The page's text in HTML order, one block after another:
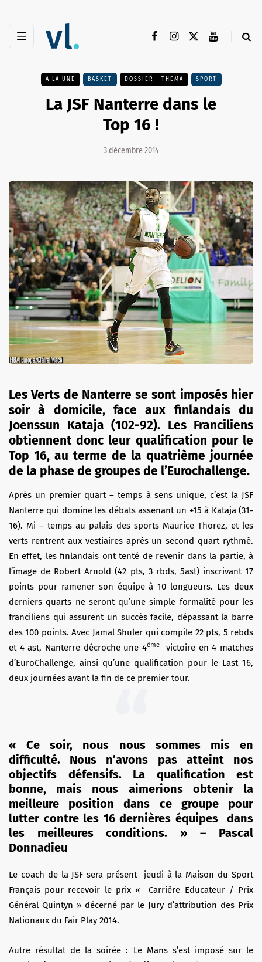
A LA UNE BASKET DOSSIER - THEMA SPORT
La JSF Nanterre dans le
Top 16 !
3 décembre 2014
Les Verts de Nanterre se sont imposés hier
soir à domicile, face aux finlandais du
Joenssun Kataja (102-92). Les Franciliens
obtiennent donc leur qualification pour le
Top 16, au terme de la quatrième journée
de la phase de groupes de l’Eurochallenge.
Après un premier quart – temps à sens unique, c’est la JSF
Nanterre qui domine les débats assenant un +15 à Kataja (31-
16). Mi – temps au palais des sports Maurice Thorez, et les
verts rentrent aux vestiaires après un second quart rythmé.
En effet, les finlandais ont tenté de revenir dans la partie, à
l’image de Robert Arnold (42 pts, 3 rbds, 5ast) inscrivant 17
points pour ramener son équipe à 10 longueurs. Les deux
derniers quarts ne seront qu’une simple formalité pour les
franciliens qui assurent un succès facile, dépassant la barre
des 100 points. Avec Jamal Shuler qui compile 22 pts, 5 rebds
et 4 ast, Nanterre décroche une 4èmevictoire en 4 matches
d’EuroChallenge, ainsi qu’une qualification pour le Last 16,
deux journées avant la fin de ce premier tour.
« Ce soir, nous nous sommes mis en
difficulté. Nous n’avons pas atteint nos
objectifs défensifs. La qualification est
bonne, mais nous aimerions obtenir la
meilleure position dans ce groupe pour
lutter contre les 16 dernières équipes dans
les meilleures conditions. » – Pascal
Donnadieu
Le coach de la JSF sera présent jeudi à la Maison du Sport
Français pour recevoir le prix « Carrière Educateur / Prix
Général Quintyn » décerné par le Jury d’attribution des Prix
Nationaux du Fair Play 2014.
Autre résultat de la soirée : Le Mans s’est imposé sur le